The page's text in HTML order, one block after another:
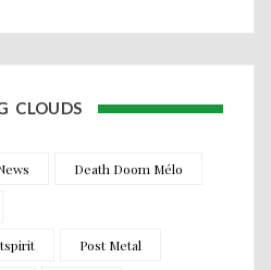
CLOUDS
Death Doom Mélo
Post Metal